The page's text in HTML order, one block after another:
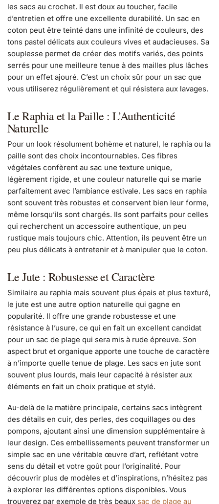
les sacs au crochet. Il est doux au toucher, facile
d’entretien et offre une excellente durabilité. Un sac en
coton peut être teinté dans une infinité de couleurs, des
tons pastel délicats aux couleurs vives et audacieuses. Sa
souplesse permet de créer des motifs variés, des points
serrés pour une meilleure tenue à des mailles plus lâches
pour un effet ajouré. C’est un choix sûr pour un sac que
vous utiliserez régulièrement et qui résistera aux lavages.
Le Raphia et la Paille : L’Authenticité
Naturelle
Pour un look résolument bohème et naturel, le raphia ou la
paille sont des choix incontournables. Ces fibres
végétales confèrent au sac une texture unique,
légèrement rigide, et une couleur naturelle qui se marie
parfaitement avec l’ambiance estivale. Les sacs en raphia
sont souvent très robustes et conservent bien leur forme,
même lorsqu’ils sont chargés. Ils sont parfaits pour celles
qui recherchent un accessoire authentique, un peu
rustique mais toujours chic. Attention, ils peuvent être un
peu plus délicats à entretenir et à manipuler que le coton.
Le Jute : Robustesse et Caractère
Similaire au raphia mais souvent plus épais et plus texturé,
le jute est une autre option naturelle qui gagne en
popularité. Il offre une grande robustesse et une
résistance à l’usure, ce qui en fait un excellent candidat
pour un sac de plage qui sera mis à rude épreuve. Son
aspect brut et organique apporte une touche de caractère
à n’importe quelle tenue de plage. Les sacs en jute sont
souvent plus lourds, mais leur capacité à résister aux
éléments en fait un choix pratique et stylé.
Au-delà de la matière principale, certains sacs intègrent
des détails en cuir, des perles, des coquillages ou des
pompons, ajoutant ainsi une dimension supplémentaire à
leur design. Ces embellissements peuvent transformer un
simple sac en une véritable œuvre d’art, reflétant votre
sens du détail et votre goût pour l’originalité. Pour
découvrir plus de modèles et d’inspirations, n’hésitez pas
à explorer les différentes options disponibles. Vous
trouverez par exemple de très beaux sac de plage au